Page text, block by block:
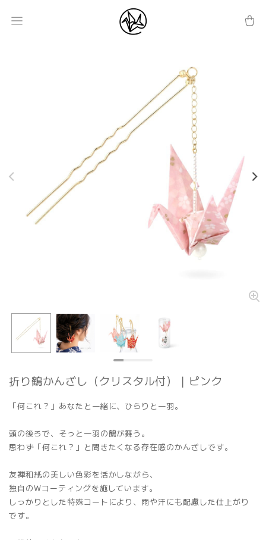
折り鶴かんざし（クリスタル付）｜ピンク
「何これ？」あなたと一緒に、ひらりと一羽。
頭の後ろで、そっと一羽の鶴が舞う。
思わず「何これ？」と聞きたくなる存在感のかんざしです。
友禅和紙の美しい色彩を活かしながら、
独自のWコーティングを施しています。
しっかりとした特殊コートにより、雨や汗にも配慮した仕上がり
です。